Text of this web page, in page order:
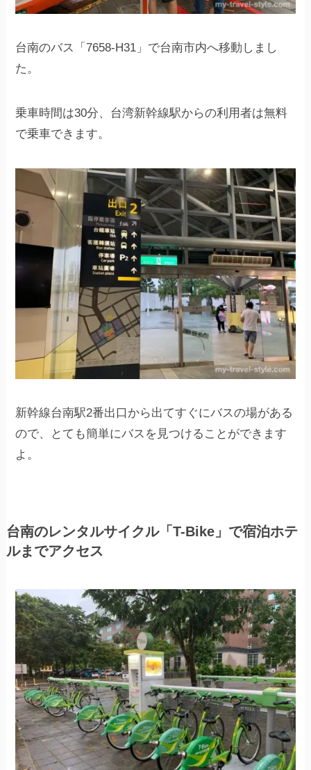
台南のバス「7658-H31」で台南市内へ移動しまし
た。
乗車時間は30分、台湾新幹線駅からの利用者は無料
で乗車できます。
新幹線台南駅2番出口から出てすぐにバスの場がある
ので、とても簡単にバスを見つけることができます
よ。
台南のレンタルサイクル「T-Bike」で宿泊ホテ
ルまでアクセス